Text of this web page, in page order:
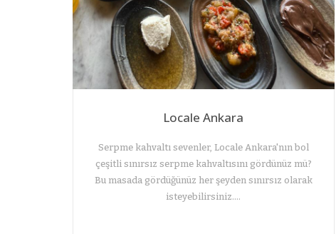
Locale Ankara
Serpme kahvaltı sevenler, Locale Ankara'nın bol
çeşitli sınırsız serpme kahvaltısını gördünüz mü?
Bu masada gördüğünüz her şeyden sınırsız olarak
isteyebilirsiniz.…